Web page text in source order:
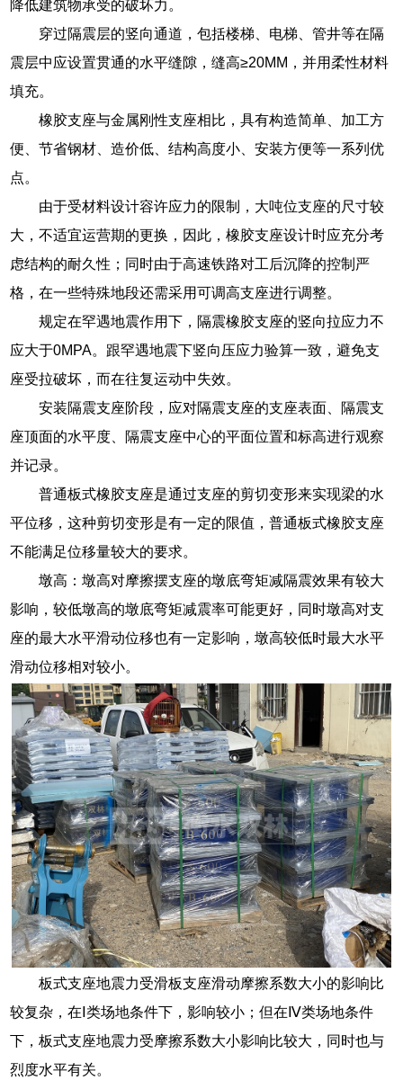
降低建筑物承受的破坏力。
穿过隔震层的竖向通道，包括楼梯、电梯、管井等在隔
震层中应设置贯通的水平缝隙，缝高≥20MM，并用柔性材料
填充。
橡胶支座与金属刚性支座相比，具有构造简单、加工方
便、节省钢材、造价低、结构高度小、安装方便等一系列优
点。
由于受材料设计容许应力的限制，大吨位支座的尺寸较
大，不适宜运营期的更换，因此，橡胶支座设计时应充分考
虑结构的耐久性；同时由于高速铁路对工后沉降的控制严
格，在一些特殊地段还需采用可调高支座进行调整。
规定在罕遇地震作用下，隔震橡胶支座的竖向拉应力不
应大于0MPA。跟罕遇地震下竖向压应力验算一致，避免支
座受拉破坏，而在往复运动中失效。
安装隔震支座阶段，应对隔震支座的支座表面、隔震支
座顶面的水平度、隔震支座中心的平面位置和标高进行观察
并记录。
普通板式橡胶支座是通过支座的剪切变形来实现梁的水
平位移，这种剪切变形是有一定的限值，普通板式橡胶支座
不能满足位移量较大的要求。
墩高：墩高对摩擦摆支座的墩底弯矩减隔震效果有较大
影响，较低墩高的墩底弯矩减震率可能更好，同时墩高对支
座的最大水平滑动位移也有一定影响，墩高较低时最大水平
滑动位移相对较小。
板式支座地震力受滑板支座滑动摩擦系数大小的影响比
较复杂，在Ⅰ类场地条件下，影响较小；但在Ⅳ类场地条件
下，板式支座地震力受摩擦系数大小影响比较大，同时也与
烈度水平有关。